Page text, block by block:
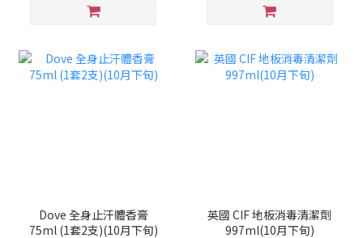
Dove 全身止汗體香膏
75ml (1套2支)(10月下旬)
英國 CIF 地板消毒清潔劑
997ml(10月下旬)